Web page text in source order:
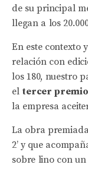
de su principal
llegan a los
En este contexto
relación con
los 180, nuestro
el tercer premio
la empresa
La obra
2’ y que
sobre lino con